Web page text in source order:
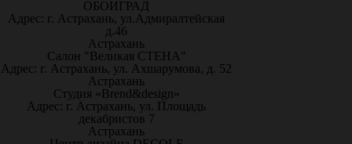
ОБОИГРАД
Адрес: г. Астрахань, ул.Адмиралтейская
д.46
Астрахань
Салон "Великая СТЕНА"
Адрес: г. Астрахань, ул. Ахшарумова, д. 52
Астрахань
Студия «Brend&design»
Адрес: г. Астрахань, ул. Площадь
декабристов 7
Астрахань